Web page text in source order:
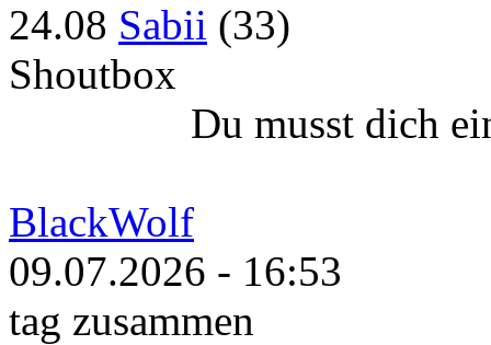
24.08 Sabii (33)
Shoutbox
Du musst dich
BlackWolf
09.07.2026 - 16:53
tag zusammen